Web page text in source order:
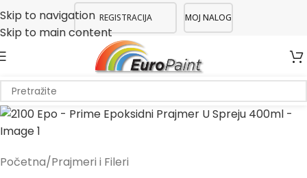
Skip to navigation
Skip to main content
REGISTRACIJA MOJ NALOG
Početna/Prajmeri i Fileri